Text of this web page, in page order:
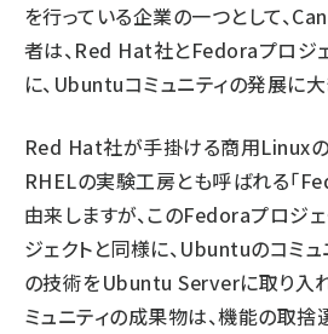
を行っている企業の一つとして、
者は、Red Hat社とFedoraプロジ
に、Ubuntuコミュニティの発展に大
Red Hat社が手掛ける商用Linuxの
RHELの実験工房とも呼ばれる「
由来しますが、このFedoraプロジ
ジェクトと同様に、Ubuntuのコミ
の技術をUbuntu Serverに取り入
ミュニティの成果物は、機能の取捨